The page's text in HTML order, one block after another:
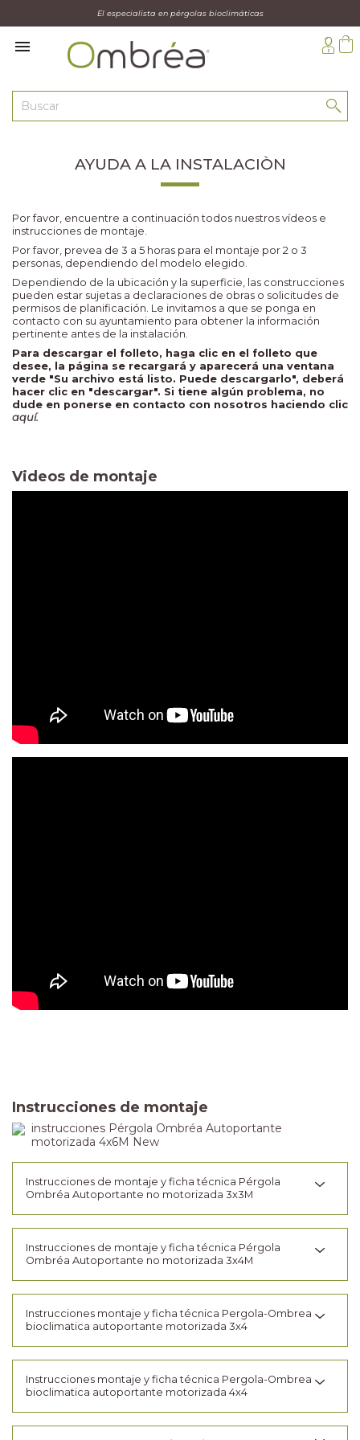
El especialista en pérgolas bioclimáticas

AYUDA A LA INSTALACIÒN
Por favor, encuentre a continuación todos nuestros vídeos e
instrucciones de montaje.
Por favor, prevea de 3 a 5 horas para el montaje por 2 o 3
personas, dependiendo del modelo elegido.
Dependiendo de la ubicación y la superficie, las construcciones
pueden estar sujetas a declaraciones de obras o solicitudes de
permisos de planificación. Le invitamos a que se ponga en
contacto con su ayuntamiento para obtener la información
pertinente antes de la instalación.
Para descargar el folleto, haga clic en el folleto que
desee, la página se recargará y aparecerá una ventana
verde "Su archivo está listo. Puede descargarlo", deberá
hacer clic en "descargar". Si tiene algún problema, no
dude en ponerse en contacto con nosotros haciendo clic
aquí.
Videos de montaje
Instrucciones de montaje
instrucciones Pérgola Ombréa Autoportante
motorizada 4x6M New
Instrucciones de montaje y ficha técnica Pérgola
Ombréa Autoportante no motorizada 3x3M
Instrucciones de montaje y ficha técnica Pérgola
Ombréa Autoportante no motorizada 3x4M
Instrucciones montaje y ficha técnica Pergola-Ombrea
bioclimatica autoportante motorizada 3x4
Instrucciones montaje y ficha técnica Pergola-Ombrea
bioclimatica autoportante motorizada 4x4